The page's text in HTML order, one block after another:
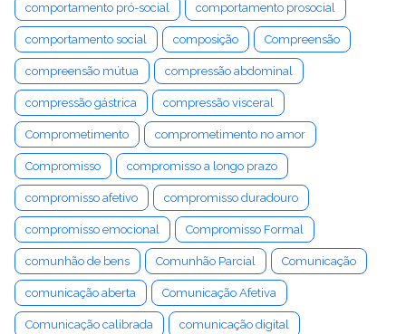
comportamento pró-social comportamento prosocial
comportamento social composição Compreensão
compreensão mútua compressão abdominal
compressão gástrica compressão visceral
Comprometimento comprometimento no amor
Compromisso compromisso a longo prazo
compromisso afetivo compromisso duradouro
compromisso emocional Compromisso Formal
comunhão de bens Comunhão Parcial Comunicação
comunicação aberta Comunicação Afetiva
Comunicação calibrada comunicação digital